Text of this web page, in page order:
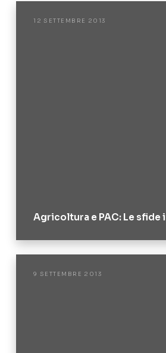
12 SETTEMBRE 2013
Agricoltura e PAC: Le sfide
9 SETTEMBRE 2013